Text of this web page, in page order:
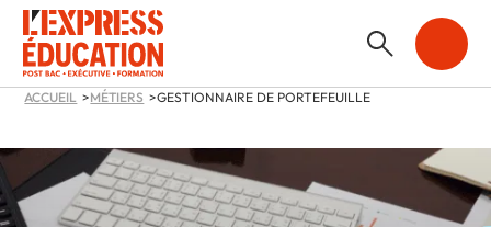
ACCUEIL MÉTIERS GESTIONNAIRE DE PORTEFEUILLE